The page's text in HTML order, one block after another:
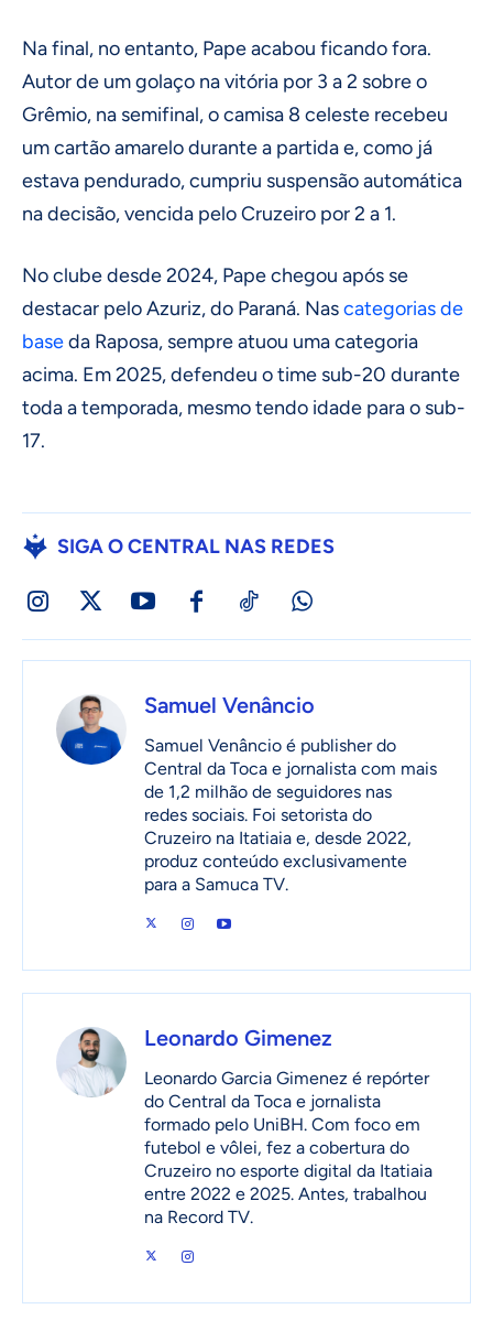
Na final, no entanto, Pape acabou ficando fora.
Autor de um golaço na vitória por 3 a 2 sobre o
Grêmio, na semifinal, o camisa 8 celeste recebeu
um cartão amarelo durante a partida e, como já
estava pendurado, cumpriu suspensão automática
na decisão, vencida pelo Cruzeiro por 2 a 1.
No clube desde 2024, Pape chegou após se
destacar pelo Azuriz, do Paraná. Nascategorias de
baseda Raposa, sempre atuou uma categoria
acima. Em 2025, defendeu o time sub-20 durante
toda a temporada, mesmo tendo idade para o sub-
17.
SIGA O CENTRAL NAS REDES
Samuel Venâncio
Samuel Venâncio é publisher do
Central da Toca e jornalista com mais
de 1,2 milhão de seguidores nas
redes sociais. Foi setorista do
Cruzeiro na Itatiaia e, desde 2022,
produz conteúdo exclusivamente
para a Samuca TV.
Leonardo Gimenez
Leonardo Garcia Gimenez é repórter
do Central da Toca e jornalista
formado pelo UniBH. Com foco em
futebol e vôlei, fez a cobertura do
Cruzeiro no esporte digital da Itatiaia
entre 2022 e 2025. Antes, trabalhou
na Record TV.